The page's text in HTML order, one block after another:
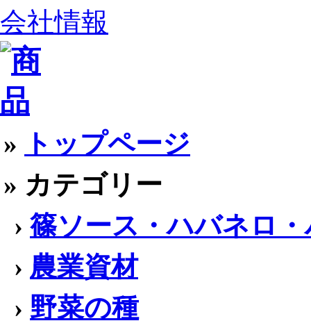
会社情報
»
トップページ
» カテゴリー
› 篠ソース・ハバネロ
› 農業資材
› 野菜の種